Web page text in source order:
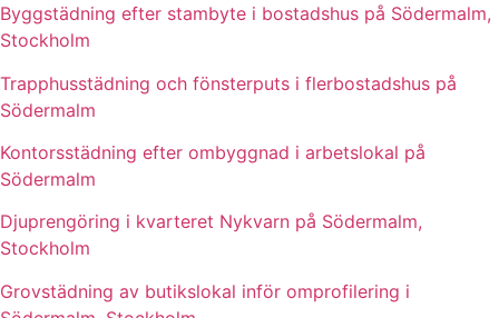
Byggstädning efter stambyte i bostadshus på Södermalm,
Stockholm
Trapphusstädning och fönsterputs i flerbostadshus på
Södermalm
Kontorsstädning efter ombyggnad i arbetslokal på
Södermalm
Djuprengöring i kvarteret Nykvarn på Södermalm,
Stockholm
Grovstädning av butikslokal inför omprofilering i